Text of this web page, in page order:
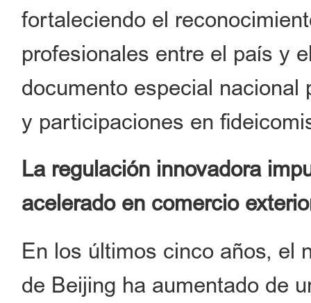
fortaleciendo el
profesionales entre el país y
documento especial
y participaciones en
La regulación innovadora
acelerado en comercio
En los últimos cinco años, el
de Beijing ha aumentado de